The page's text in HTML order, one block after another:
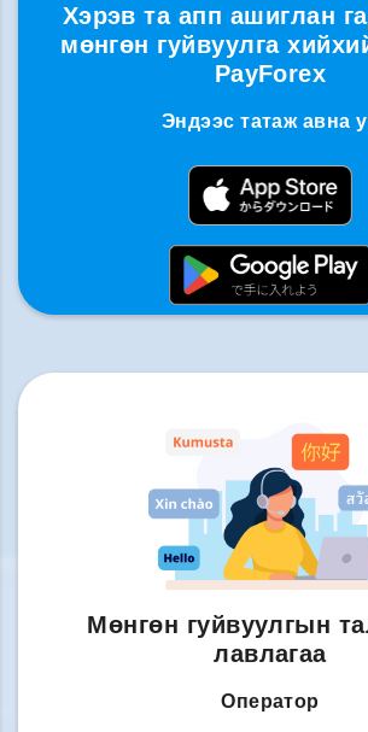
Хэрэв та апп ашиглан
мөнгөн гуйвуулга
PayForex
Эндээс татаж авна
Мөнгөн гуйвуулгын
лавлагаа
Оператор